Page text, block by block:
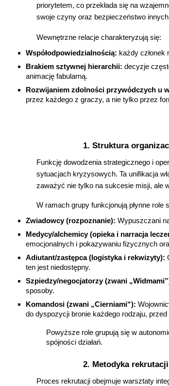
priorytetem, co przekłada się na
swoje czyny oraz bezpieczeństwo
Wewnętrzne relacje charakteryzują się:
Współodpowiedzialnością: każdy członek
Brakiem sztywnej hierarchii: decyzje
animację fabularną.
Rozwijaniem zdolności przywódczych u
przez każdego z graczy, a nie tylko przez
1. Struktura
Funkcję dowodzenia strategicznego i
sytuacjach kryzysowych. Ta unifikacja
zaważyć nie tylko na sukcesie misji, ale
W ramach grupy funkcjonują płynne
Zwiadowcy (rozpoznanie): Wypuszczani
Medycy/alchemicy (opieka i narracja
emocjonalnych i pokazywaniu fizycznych
Adiutant/zastępca (logistyka i rekwizyty):
ten jest niedostępny.
Szpiedzy/negocjatorzy (zwani
sposoby.
Komandosi (zwani „Cierniami“):
do dyspozycji bronie każdego rodzaju,
Powyższe role grupują się w
spójności działań.
2. Metodyka
Proces rekrutacji obejmuje warsztaty